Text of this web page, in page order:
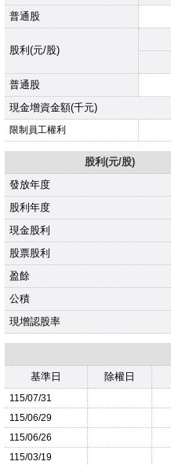
普通股
股利(元/股)
普通股
現金增資金額(千元)
限制員工權利
股利(元/股)
發放年度
股利年度
現金股利
股票股利
盈餘
公積
現增認股率
基準日
除權日
115/07/31
115/06/29
115/06/26
115/03/19